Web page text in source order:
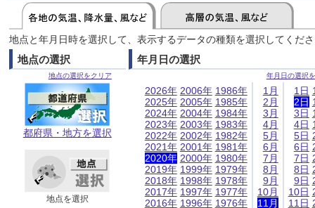
地点と年月日時を選択して、表示するデータの種類を選択してくだ
地点の選択
地点の選択をクリア
都府県・地方を選択
地点を選択
年月日の選択
年月日の選択
2026年
2025年
2024年
2023年
2022年
2021年
2020年
2019年
2018年
2017年
2016年
2006年
2005年
2004年
2003年
2002年
2001年
2000年
1999年
1998年
1997年
1996年
1986年
1985年
1984年
1983年
1982年
1981年
1980年
1979年
1978年
1977年
1976年
1月
2月
3月
4月
5月
6月
7月
8月
9月
10月
11月
1日
2日
3日
4日
5日
6日
7日
8日
9日
10日
11日